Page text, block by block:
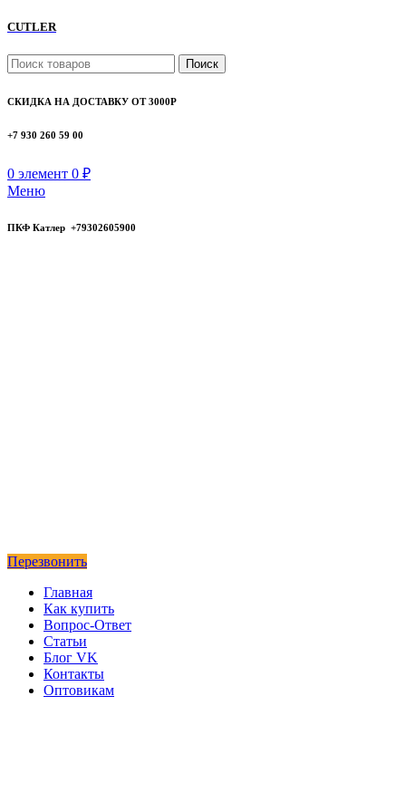
CUTLER
Поиск
СКИДКА НА ДОСТАВКУ ОТ 3000Р
+7 930 260 59 00
0 элемент 0 ₽
Меню
ПКФ Катлер +79302605900
Перезвонить
Главная
Как купить
Вопрос-Ответ
Статьи
Блог VK
Контакты
Оптовикам